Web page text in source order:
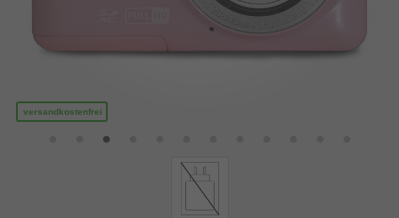
versandkostenfrei